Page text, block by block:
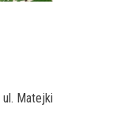
ul. Matejki